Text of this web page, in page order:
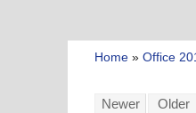
Home » Office
Newer Older